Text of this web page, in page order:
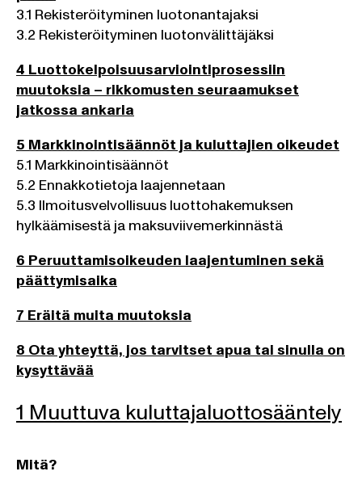
3.1 Rekisteröityminen luotonantajaksi
3.2 Rekisteröityminen luotonvälittäjäksi
4 Luottokelpoisuusarviointiprosessiin
muutoksia – rikkomusten seuraamukset
jatkossa ankaria
5 Markkinointisäännöt ja kuluttajien oikeudet
5.1 Markkinointisäännöt
5.2 Ennakkotietoja laajennetaan
5.3 Ilmoitusvelvollisuus luottohakemuksen
hylkäämisestä ja maksuviivemerkinnästä
6 Peruuttamisoikeuden laajentuminen sekä
päättymisaika
7 Eräitä muita muutoksia
8 Ota yhteyttä, jos tarvitset apua tai sinulla on
kysyttävää
1 Muuttuva kuluttajaluottosääntely
Mitä?